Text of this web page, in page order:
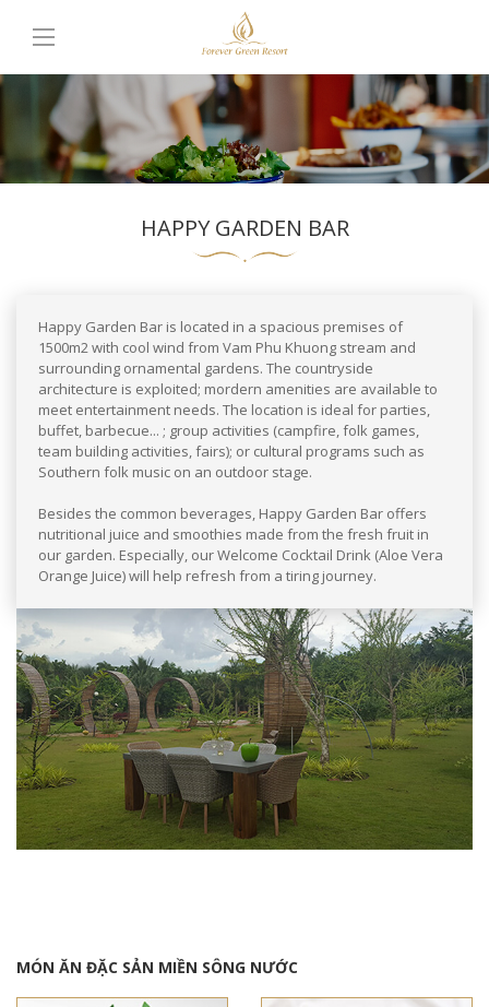
HAPPY GARDEN BAR
Happy Garden Bar is located in a spacious premises of
1500m2 with cool wind from Vam Phu Khuong stream and
surrounding ornamental gardens. The countryside
architecture is exploited; mordern amenities are available to
meet entertainment needs. The location is ideal for parties,
buffet, barbecue... ; group activities (campfire, folk games,
team building activities, fairs); or cultural programs such as
Southern folk music on an outdoor stage.
Besides the common beverages, Happy Garden Bar offers
nutritional juice and smoothies made ​​from the fresh fruit in
our garden. Especially, our Welcome Cocktail Drink (Aloe Vera
Orange Juice) will help refresh from a tiring journey.
MÓN ĂN ĐẶC SẢN MIỀN SÔNG NƯỚC